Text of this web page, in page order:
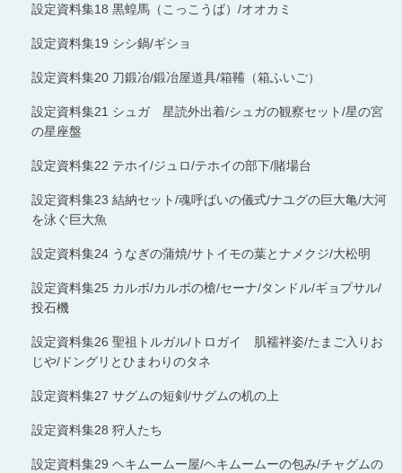
設定資料集18 黒蝗馬（こっこうば）/オオカミ
設定資料集19 シシ鍋/ギショ
設定資料集20 刀鍛冶/鍛冶屋道具/箱鞴（箱ふいご）
設定資料集21 シュガ 星読外出着/シュガの観察セット/星の宮
の星座盤
設定資料集22 テホイ/ジュロ/テホイの部下/賭場台
設定資料集23 結納セット/魂呼ばいの儀式/ナユグの巨大亀/大河
を泳ぐ巨大魚
設定資料集24 うなぎの蒲焼/サトイモの葉とナメクジ/大松明
設定資料集25 カルボ/カルボの槍/セーナ/タンドル/ギョプサル/
投石機
設定資料集26 聖祖トルガル/トロガイ 肌襦袢姿/たまご入りお
じや/ドングリとひまわりのタネ
設定資料集27 サグムの短剣/サグムの机の上
設定資料集28 狩人たち
設定資料集29 ヘキムームー屋/ヘキムームーの包み/チャグムの